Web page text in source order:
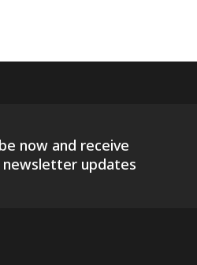
now and receive
updates